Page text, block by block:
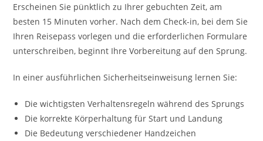
Erscheinen Sie pünktlich zu Ihrer gebuchten Zeit, am
besten 15 Minuten vorher. Nach dem Check-in, bei dem Sie
Ihren Reisepass vorlegen und die erforderlichen Formulare
unterschreiben, beginnt Ihre Vorbereitung auf den Sprung.
In einer ausführlichen Sicherheitseinweisung lernen Sie:
Die wichtigsten Verhaltensregeln während des Sprungs
Die korrekte Körperhaltung für Start und Landung
Die Bedeutung verschiedener Handzeichen